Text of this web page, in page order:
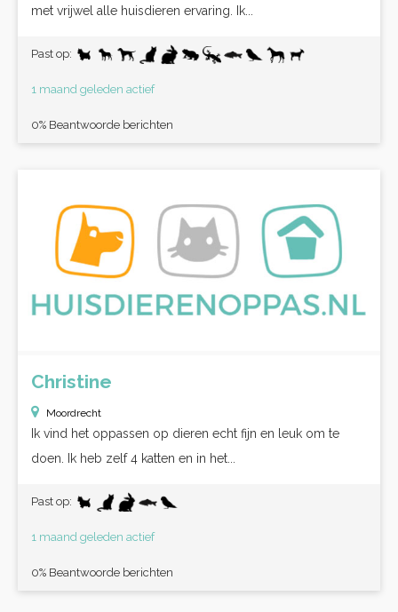
met vrijwel alle huisdieren ervaring. Ik...
Past op:
1 maand geleden actief
0% Beantwoorde berichten
Christine
Moordrecht
Ik vind het oppassen op dieren echt fijn en leuk om te
doen. Ik heb zelf 4 katten en in het...
Past op:
1 maand geleden actief
0% Beantwoorde berichten